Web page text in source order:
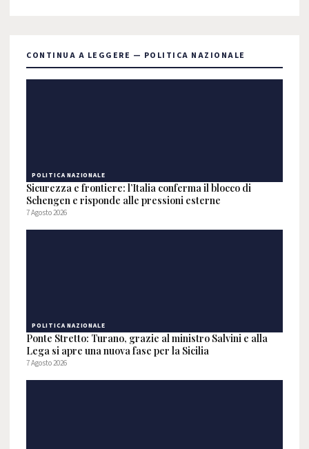
CONTINUA A LEGGERE — POLITICA NAZIONALE
POLITICA NAZIONALE
Sicurezza e frontiere: l’Italia conferma il blocco di
Schengen e risponde alle pressioni esterne
7 Agosto 2026
POLITICA NAZIONALE
Ponte Stretto: Turano, grazie al ministro Salvini e alla
Lega si apre una nuova fase per la Sicilia
7 Agosto 2026